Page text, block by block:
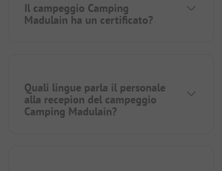
Il campeggio Camping
Madulain ha un certificato?
Quali lingue parla il personale
alla recepion del campeggio
Camping Madulain?